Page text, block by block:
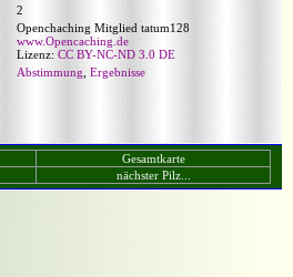
2
Openchaching Mitglied tatum128
www.Opencaching.de
Lizenz: CC BY-NC-ND 3.0 DE
Abstimmung Ergebnisse
Gesamtkarte
nächster Pilz...